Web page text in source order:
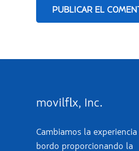
PUBLICAR EL
movilflix, Inc.
Cambiamos la experiencia
bordo proporcionando la